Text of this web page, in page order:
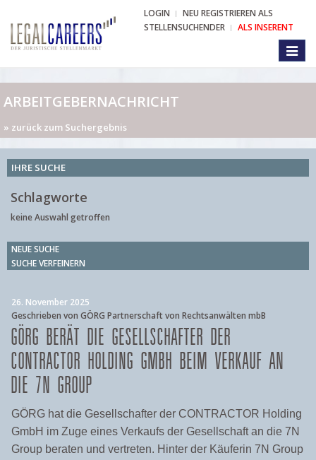
LOGIN
NEU REGISTRIEREN ALS
STELLENSUCHENDER
ALS INSERENT
ARBEITGEBERNACHRICHT
» zurück zum Suchergebnis
IHRE SUCHE
Schlagworte
keine Auswahl getroffen
NEUE SUCHE
SUCHE VERFEINERN
26. November 2025
Geschrieben von GÖRG Partnerschaft von Rechtsanwälten mbB
GÖRG BERÄT DIE GESELLSCHAFTER DER
CONTRACTOR HOLDING GMBH BEIM VERKAUF AN
DIE 7N GROUP
GÖRG hat die Gesellschafter der CONTRACTOR Holding
GmbH im Zuge eines Verkaufs der Gesellschaft an die 7N
Group beraten und vertreten. Hinter der Käuferin 7N Group